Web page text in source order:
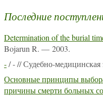
Последние
Determination of the burial
Bojarun R. — 2003.
-/ - // Судебно-
Основные принципы
причины смерти больных